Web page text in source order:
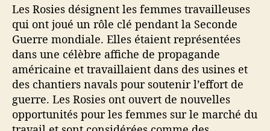
e
)
Les Rosies désignent les femmes travailleuses
qui ont joué un rôle clé pendant la Seconde
Guerre mondiale. Elles étaient représentées
dans une célèbre affiche de propagande
américaine et travaillaient dans des usines et
des chantiers navals pour soutenir l’effort de
guerre. Les Rosies ont ouvert de nouvelles
opportunités pour les femmes sur le marché du